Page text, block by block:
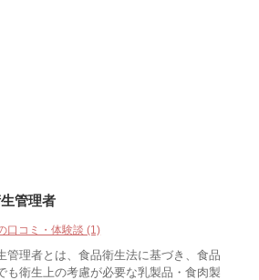
管理者
口コミ・体験談 (1)
管理者とは、食品衛生法に基づき、食品
も衛生上の考慮が必要な乳製品・食肉製